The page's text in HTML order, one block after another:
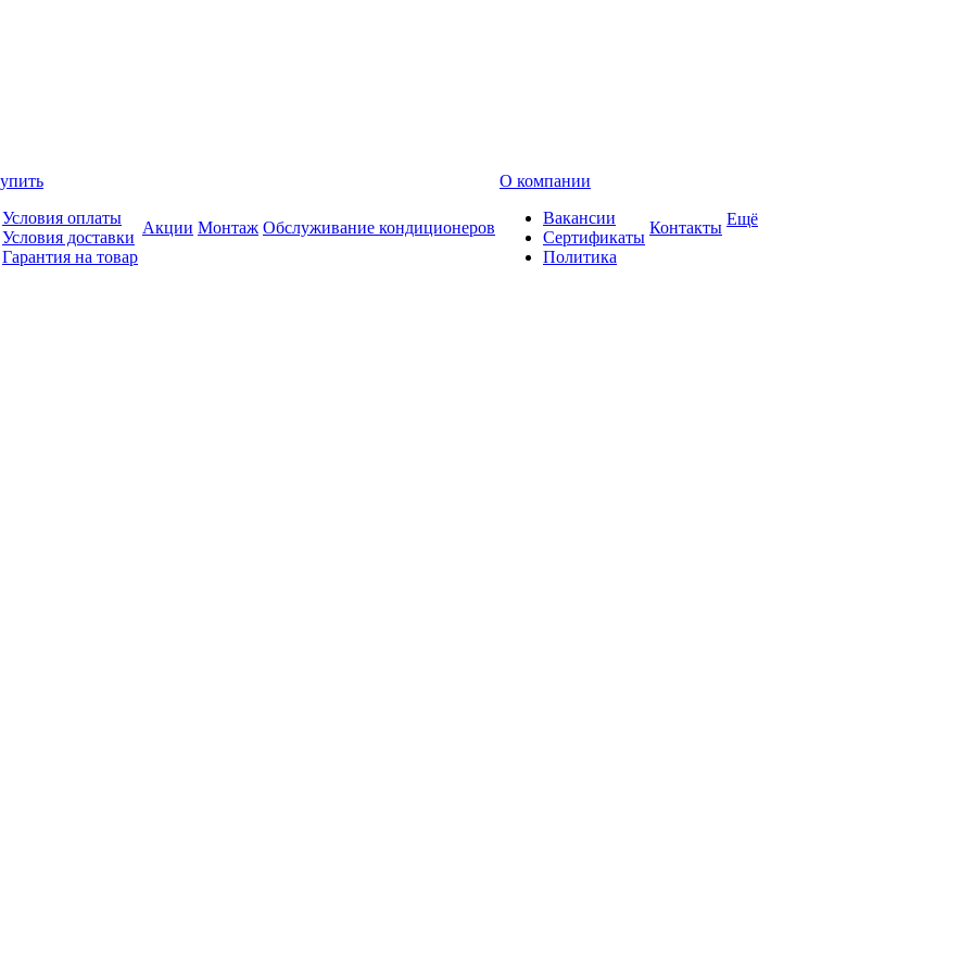
Условия оплаты
Условия доставки
Гарантия на товар
Акции Монтаж Обслуживание кондиционеров
О компании
Вакансии
Сертификаты
Политика
Контакты Ещё